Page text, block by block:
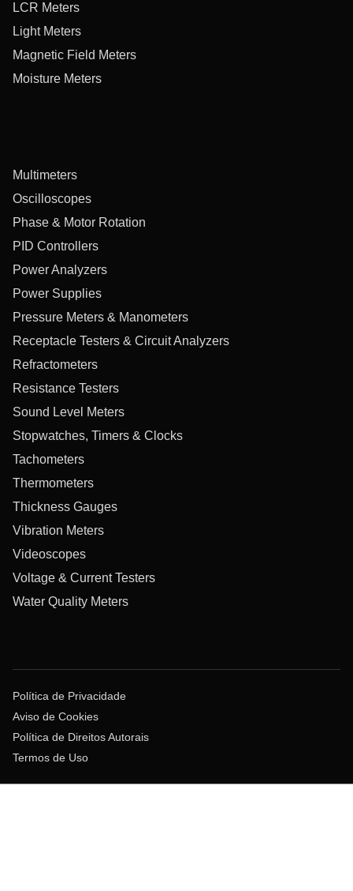
LCR Meters
Light Meters
Magnetic Field Meters
Moisture Meters
Multimeters
Oscilloscopes
Phase & Motor Rotation
PID Controllers
Power Analyzers
Power Supplies
Pressure Meters & Manometers
Receptacle Testers & Circuit Analyzers
Refractometers
Resistance Testers
Sound Level Meters
Stopwatches, Timers & Clocks
Tachometers
Thermometers
Thickness Gauges
Vibration Meters
Videoscopes
Voltage & Current Testers
Water Quality Meters
Política de Privacidade
Aviso de Cookies
Política de Direitos Autorais
Termos de Uso